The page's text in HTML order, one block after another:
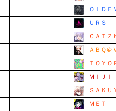
ＯＩＤＥ
ＵＲＳ
ＣＡＴＺ
ＡＢＱ＠
ＴＯＹＯ
ＭＩＪＩ
ＳＡＫＵ
ＭＥＴ